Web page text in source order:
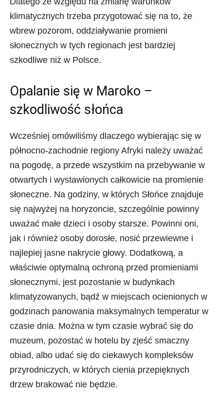
klimatycznych trzeba przygotować się na to, że
wbrew pozorom, oddziaływanie promieni
słonecznych w tych regionach jest bardziej
szkodliwe niż w Polsce.
Opalanie się w Maroko –
szkodliwość słońca
Wcześniej omówiliśmy dlaczego wybierając się w
północno-zachodnie regiony Afryki należy uważać
na pogodę, a przede wszystkim na przebywanie w
otwartych i wystawionych całkowicie na promienie
słoneczne. Na godziny, w których Słońce znajduje
się najwyżej na horyzoncie, szczególnie powinny
uważać małe dzieci i osoby starsze. Powinni oni,
jak i również osoby dorosłe, nosić przewiewne i
najlepiej jasne nakrycie głowy. Dodatkową, a
właściwie optymalną ochroną przed promieniami
słonecznymi, jest pozostanie w budynkach
klimatyzowanych, bądź w miejscach ocienionych w
godzinach panowania maksymalnych temperatur w
czasie dnia. Można w tym czasie wybrać się do
muzeum, pozostać w hotelu by zjeść smaczny
obiad, albo udać się do ciekawych kompleksów
przyrodniczych, w których cienia przepięknych
drzew brakować nie będzie.